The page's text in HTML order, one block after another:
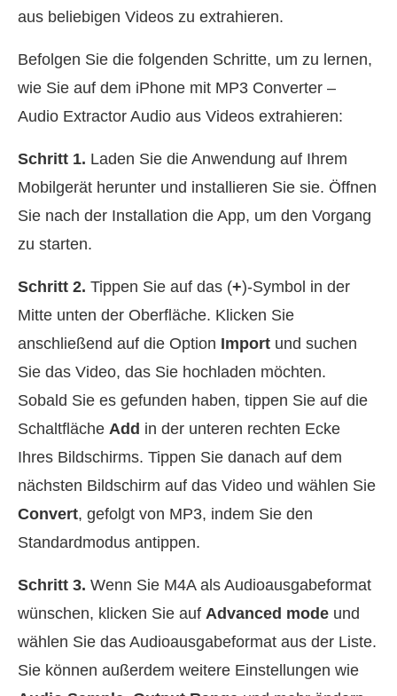
aus beliebigen Videos zu extrahieren.
Befolgen Sie die folgenden Schritte, um zu lernen,
wie Sie auf dem iPhone mit MP3 Converter –
Audio Extractor Audio aus Videos extrahieren:
Schritt 1. Laden Sie die Anwendung auf Ihrem
Mobilgerät herunter und installieren Sie sie. Öffnen
Sie nach der Installation die App, um den Vorgang
zu starten.
Schritt 2. Tippen Sie auf das (+)‑Symbol in der
Mitte unten der Oberfläche. Klicken Sie
anschließend auf die Option Import und suchen
Sie das Video, das Sie hochladen möchten.
Sobald Sie es gefunden haben, tippen Sie auf die
Schaltfläche Add in der unteren rechten Ecke
Ihres Bildschirms. Tippen Sie danach auf dem
nächsten Bildschirm auf das Video und wählen Sie
Convert, gefolgt von MP3, indem Sie den
Standardmodus antippen.
Schritt 3. Wenn Sie M4A als Audioausgabeformat
wünschen, klicken Sie auf Advanced mode und
wählen Sie das Audioausgabeformat aus der Liste.
Sie können außerdem weitere Einstellungen wie